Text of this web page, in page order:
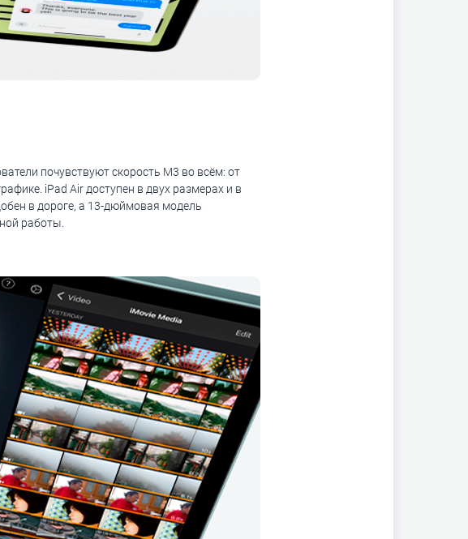
почувствуют скорость M3 во всём: от
iPad Air доступен в двух размерах и в
в дороге, а 13-дюймовая модель
работы.